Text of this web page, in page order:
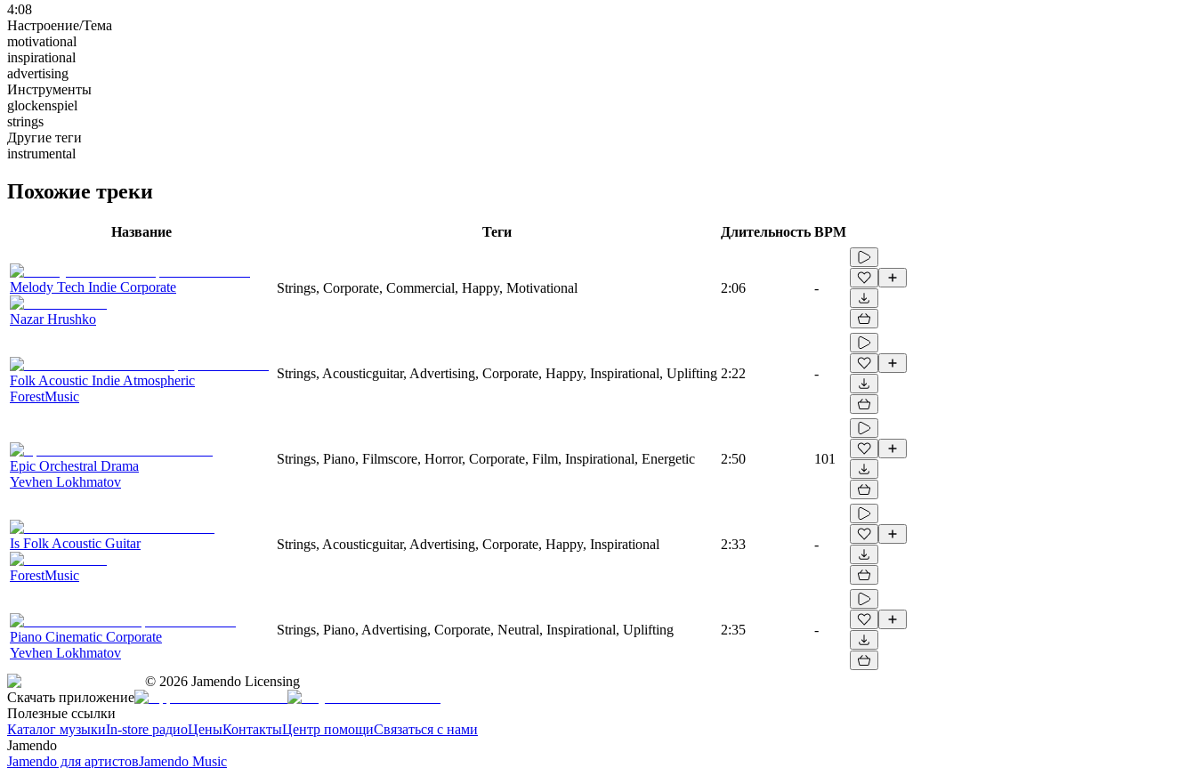
4:08
Настроение/Тема
motivational
inspirational
advertising
Инструменты
glockenspiel
strings
Другие теги
instrumental
Похожие треки
Название Теги Длительность BPM
Melody Tech Indie Corporate
Nazar Hrushko
Strings, Corporate, Commercial, Happy, Motivational 2:06 -
Folk Acoustic Indie Atmospheric
ForestMusic
Strings, Acousticguitar, Advertising, Corporate, Happy, Inspirational, Uplifting 2:22 -
Epic Orchestral Drama
Yevhen Lokhmatov
Strings, Piano, Filmscore, Horror, Corporate, Film, Inspirational, Energetic 2:50 101
Is Folk Acoustic Guitar
ForestMusic
Strings, Acousticguitar, Advertising, Corporate, Happy, Inspirational 2:33 -
Piano Cinematic Corporate
Yevhen Lokhmatov
Strings, Piano, Advertising, Corporate, Neutral, Inspirational, Uplifting 2:35 -
© 2026 Jamendo Licensing
Скачать приложение
Полезные ссылки
Каталог музыкиIn-store радиоЦеныКонтактыЦентр помощиСвязаться с нами
Jamendo
Jamendo для артистовJamendo Music